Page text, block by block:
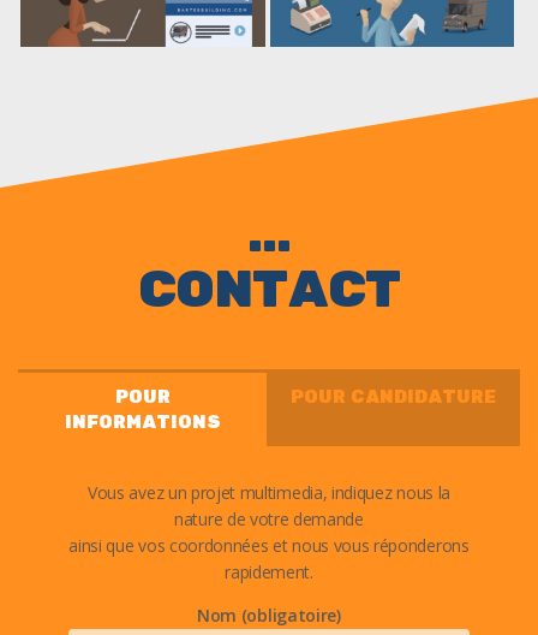
CONTACT
POUR
INFORMATIONS
POUR CANDIDATURE
Vous avez un projet multimedia, indiquez nous la
nature de votre demande
ainsi que vos coordonnées et nous vous réponderons
rapidement.
Nom (obligatoire)